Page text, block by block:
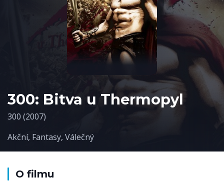
300: Bitva u Thermopyl
300 (2007)
Akční, Fantasy, Válečný
O filmu